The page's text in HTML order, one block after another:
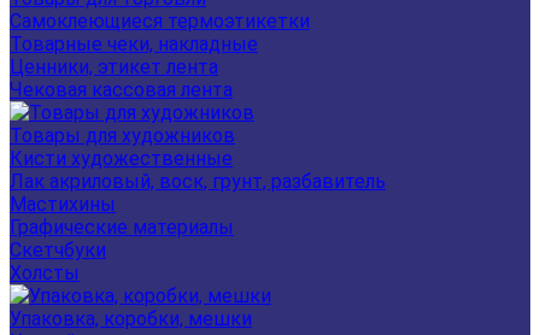
Самоклеющиеся термоэтикетки
Товарные чеки, накладные
Ценники, этикет лента
Чековая кассовая лента
Товары для художников
Кисти художественные
Лак акриловый, воск, грунт, разбавитель
Мастихины
Графические материалы
Скетчбуки
Холсты
Упаковка, коробки, мешки